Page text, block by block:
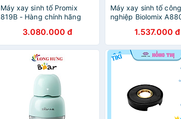
Máy xay sinh tố Promix
819B - Hàng chính hãng
3.080.000 đ
Máy xay sinh tố công
nghiệp Biolomix
2Lít, bảo hành động
tới 7 năm - Hàng
hãng
1.537.000 đ